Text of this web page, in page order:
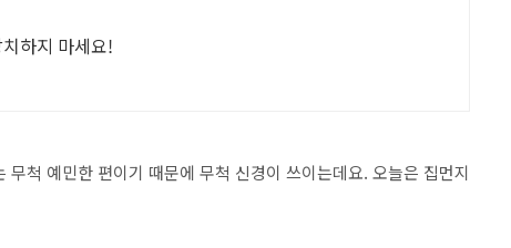
하지 마세요!
척 예민한 편이기 때문에 무척 신경이 쓰이는데요. 오늘은 집먼지